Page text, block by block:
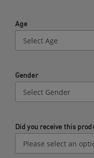
Age
Gender
Did you receive this